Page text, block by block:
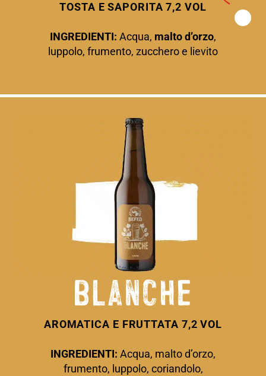
TOSTA E SAPORITA 7,2 VOL
INGREDIENTI: Acqua, malto d’orzo,
luppolo, frumento, zucchero e lievito
blanche
AROMATICA E FRUTTATA 7,2 VOL
INGREDIENTI: Acqua, malto d’orzo,
frumento, luppolo, coriandolo,